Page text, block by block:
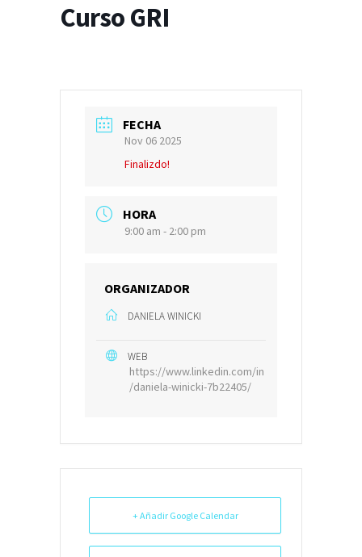
Curso GRI
FECHA
Nov 06 2025
Finalizdo!
HORA
9:00 am - 2:00 pm
ORGANIZADOR
DANIELA WINICKI
WEB
https://www.linkedin.com/in
/daniela-winicki-7b22405/
+ Añadir Google Calendar